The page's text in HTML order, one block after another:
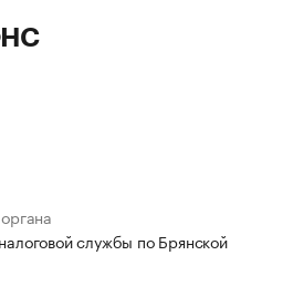
службы по Брянской